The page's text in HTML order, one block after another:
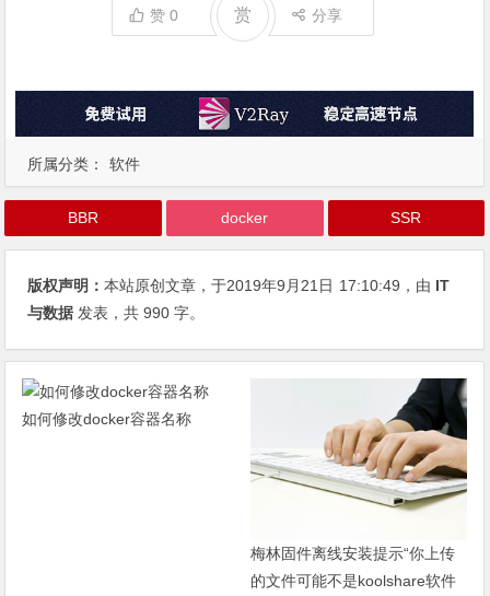
所属分类： 软件
赞0 赏 分享
BBR docker SSR
版权声明：本站原创文章，于2019年9月21日 17:10:49 ，由 IT
与数据 发表，共 990 字。
如何修改docker容器名称
梅林固件离线安装提示“你上传
的文件可能不是koolshare软件